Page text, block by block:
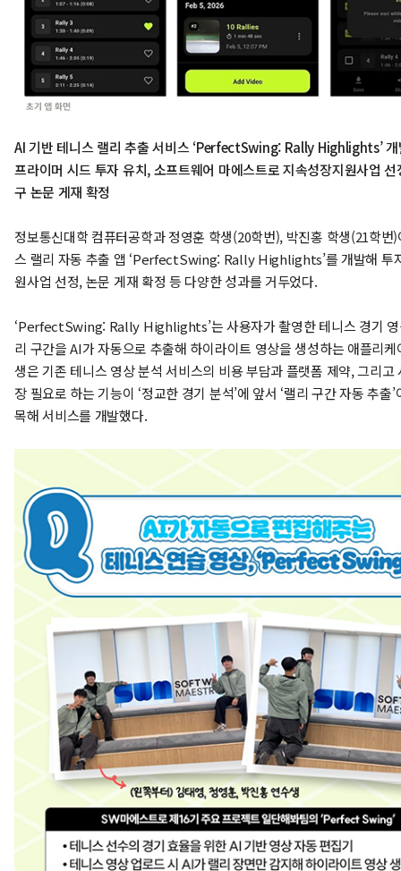
AI 기반 테니스 랠리 추출 서비스 ‘PerfectSwing: Rally Highlights’
프라이머 시드 투자 유치, 소프트웨어 마에스트로 지속성장지원사업
구 논문 게재 확정
정보통신대학 컴퓨터공학과 정영훈 학생(20학번), 박진홍 학생(21학번
스 랠리 자동 추출 앱 ‘PerfectSwing: Rally Highlights’를 개발해 투
원사업 선정, 논문 게재 확정 등 다양한 성과를 거두었다.
‘PerfectSwing: Rally Highlights’는 사용자가 촬영한 테니스 경기 영
리 구간을 AI가 자동으로 추출해 하이라이트 영상을 생성하는 애플리
생은 기존 테니스 영상 분석 서비스의 비용 부담과 플랫폼 제약, 그리고
장 필요로 하는 기능이 ‘정교한 경기 분석’에 앞서 ‘랠리 구간 자동 추출
목해 서비스를 개발했다.